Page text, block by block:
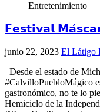
Entretenimiento
𝗙𝗲𝘀𝘁𝗶𝘃𝗮𝗹
junio 22, 2023 El Látigo
Desde el estado de
#CalvilloPuebloMágico
gastronómico, no te lo
Hemiciclo de la